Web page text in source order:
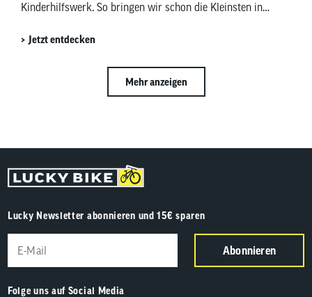
Kinderhilfswerk. So bringen wir schon die Kleinsten in
Jetzt entdecken
Mehr anzeigen
Lucky Newsletter abonnieren und 15€ sparen
Abonnieren
Folge uns auf Social Media